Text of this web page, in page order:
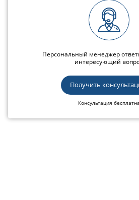
Персональный менеджер
интересующий
Получить
Консультация бесплатна